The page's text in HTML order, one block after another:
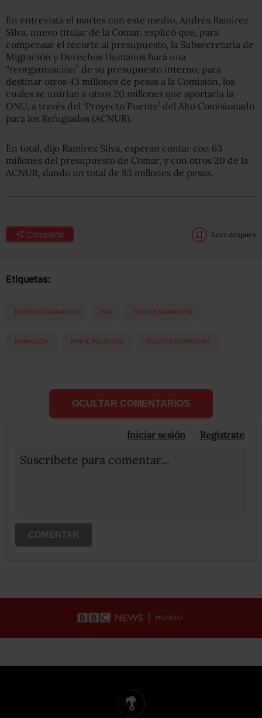
En entrevista el martes con este medio, Andrés Ramírez
Silva, nuevo titular de la Comar, explicó que, para
compensar el recorte al presupuesto, la Subsecretaría de
Migración y Derechos Humanos hará una
“reorganización” de su presupuesto interno, para
destinar otros 43 millones de pesos a la Comisión, los
cuales se unirían a otros 20 millones que aportaría la
ONU, a través del ‘Proyecto Puente’ del Alto Comisionado
para los Refugiados (ACNUR).
En total, dijo Ramírez Silva, esperan contar con 63
millones del presupuesto de Comar, y con otros 20 de la
ACNUR, dando un total de 83 millones de pesos.
Compartir Leer después
Etiquetas:
DERECHOS HUMANOS INM MEXICO MIGRACION
MIGRACIÓN PERFIL POLICIACO POLÍTICA MIGRATORIA
OCULTAR COMENTARIOS
Iniciar sesión Registrate
Suscribete para comentar...
COMENTAR